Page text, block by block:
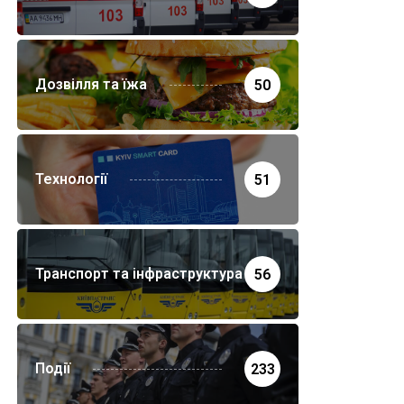
Дозвілля та їжа 50
Технології 51
Транспорт та інфраструктура 56
Події 233